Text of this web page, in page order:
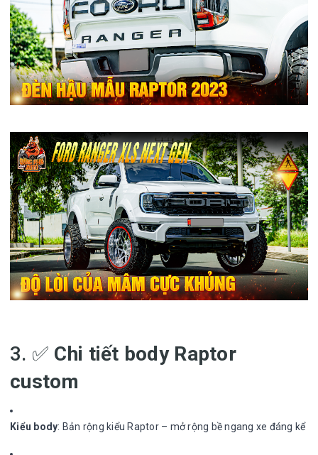
3. ✅ Chi tiết body Raptor
custom
Kiểu body: Bản rộng kiểu Raptor – mở rộng bề ngang xe đáng kể